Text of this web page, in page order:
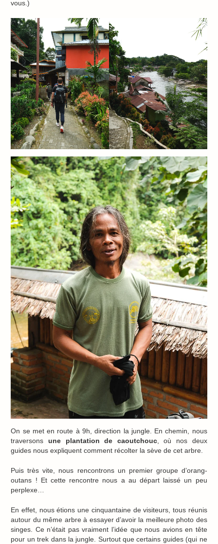
vous.)
On se met en route à 9h, direction la jungle. En chemin, nous
traversonsune plantation de caoutchouc, où nos deux
guides nous expliquent comment récolter la sève de cet arbre.
Puis très vite, nous rencontrons un premier groupe d’orang-
outans ! Et cette rencontre nous a au départ laissé un peu
perplexe…
En effet, nous étions une cinquantaine de visiteurs, tous réunis
autour du même arbre à essayer d’avoir la meilleure photo des
singes. Ce n’était pas vraiment l’idée que nous avions en tête
pour un trek dans la jungle. Surtout que certains guides (qui ne